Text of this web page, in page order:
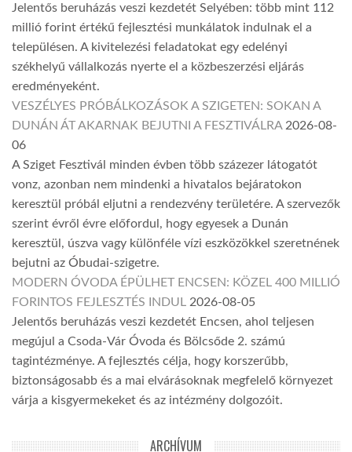
Jelentős beruházás veszi kezdetét Selyében: több mint 112
millió forint értékű fejlesztési munkálatok indulnak el a
településen. A kivitelezési feladatokat egy edelényi
székhelyű vállalkozás nyerte el a közbeszerzési eljárás
eredményeként.
VESZÉLYES PRÓBÁLKOZÁSOK A SZIGETEN: SOKAN A
DUNÁN ÁT AKARNAK BEJUTNI A FESZTIVÁLRA 2026-08-
06
A Sziget Fesztivál minden évben több százezer látogatót
vonz, azonban nem mindenki a hivatalos bejáratokon
keresztül próbál eljutni a rendezvény területére. A szervezők
szerint évről évre előfordul, hogy egyesek a Dunán
keresztül, úszva vagy különféle vízi eszközökkel szeretnének
bejutni az Óbudai-szigetre.
MODERN ÓVODA ÉPÜLHET ENCSEN: KÖZEL 400 MILLIÓ
FORINTOS FEJLESZTÉS INDUL 2026-08-05
Jelentős beruházás veszi kezdetét Encsen, ahol teljesen
megújul a Csoda-Vár Óvoda és Bölcsőde 2. számú
tagintézménye. A fejlesztés célja, hogy korszerűbb,
biztonságosabb és a mai elvárásoknak megfelelő környezet
várja a kisgyermekeket és az intézmény dolgozóit.
ARCHÍVUM